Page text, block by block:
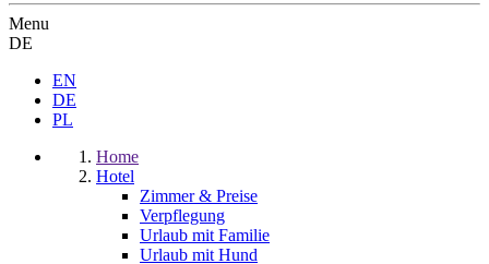
Menu
DE
EN
DE
PL
Home
Hotel
Zimmer & Preise
Verpflegung
Urlaub mit Familie
Urlaub mit Hund